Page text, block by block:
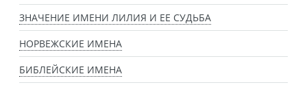
ЗНАЧЕНИЕ ИМЕНИ ЛИЛИЯ И ЕЕ СУДЬБА
НОРВЕЖСКИЕ ИМЕНА
БИБЛЕЙСКИЕ ИМЕНА